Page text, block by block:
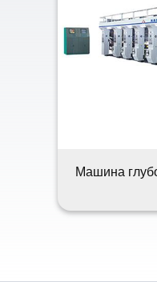
Машина